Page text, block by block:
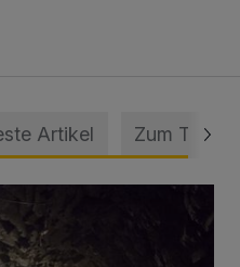
Artikel Zum Thema